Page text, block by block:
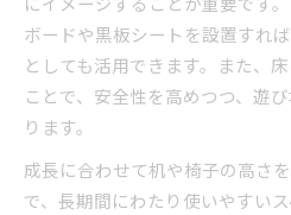
ボードや黒板シートを設置すれ
としても活用できます。また、
ことで、安全性を高めつつ、遊
ります。
成長に合わせて机や椅子の高さ
で、長期間にわたり使いやすい